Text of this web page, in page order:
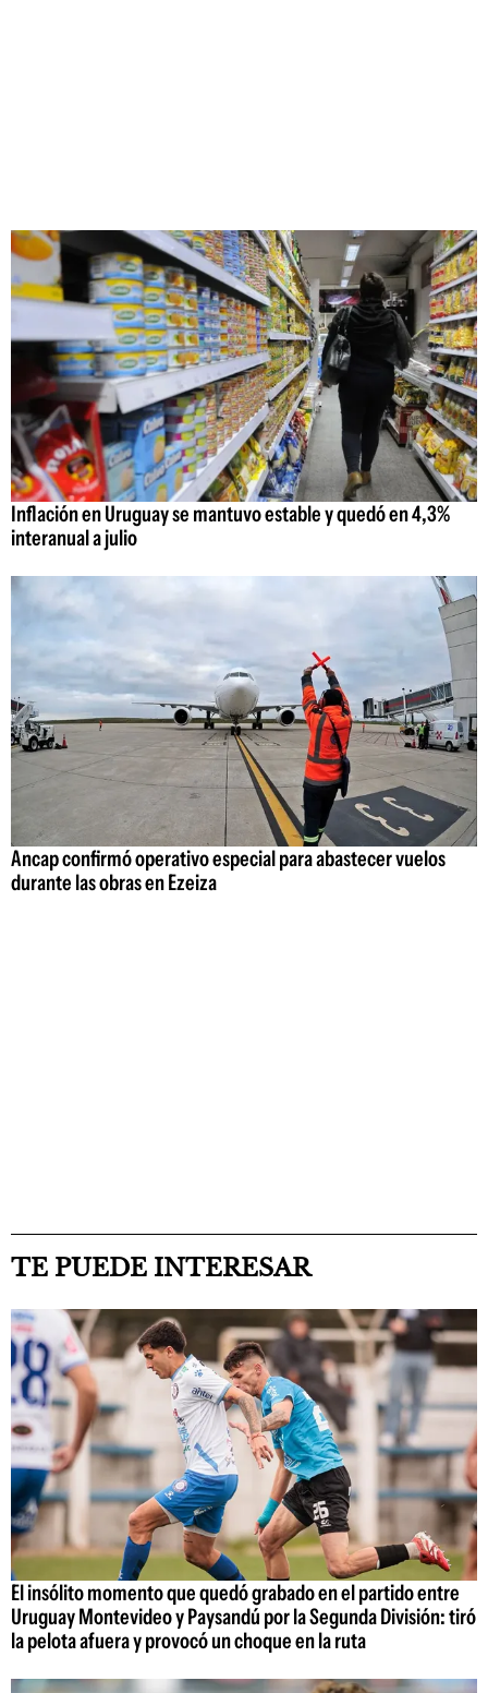
Inflación en Uruguay se mantuvo estable y quedó en 4,3%
interanual a julio
Ancap confirmó operativo especial para abastecer vuelos
durante las obras en Ezeiza
TE PUEDE INTERESAR
El insólito momento que quedó grabado en el partido entre
Uruguay Montevideo y Paysandú por la Segunda División: tiró
la pelota afuera y provocó un choque en la ruta